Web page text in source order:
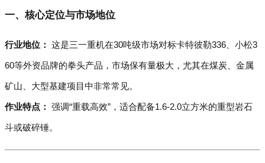
一、核心定位与市场地位
行业地位： 这是三一重机在30吨级市场对标卡特彼勒336、小松3
60等外资品牌的拳头产品，市场保有量极大，尤其在煤炭、金属
矿山、大型基建项目中非常常见。
作业特点： 强调“重载高效”，适合配备1.6-2.0立方米的重型岩石
斗或破碎锤。